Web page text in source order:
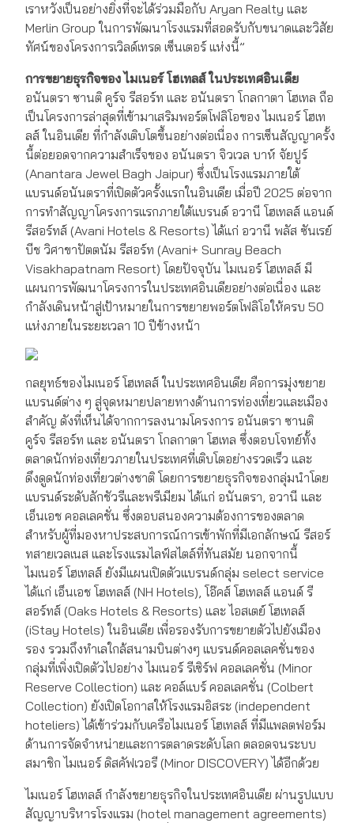
เราหวังเป็นอย่างยิ่งที่จะได้ร่วมมือกับ Aryan Realty และ
Merlin Group ในการพัฒนาโรงแรมที่สอดรับกับขนาดและวิสัย
ทัศน์ของโครงการเวิลด์เทรด เซ็นเตอร์ แห่งนี้”
การขยายธุรกิจของ ไมเนอร์ โฮเทลส์ ในประเทศอินเดีย
อนันตรา ซานติ คูร์จ รีสอร์ท และ อนันตรา โกลกาตา โฮเทล ถือ
เป็นโครงการล่าสุดที่เข้ามาเสริมพอร์ตโฟลิโอของ ไมเนอร์ โฮเท
ลส์ ในอินเดีย ที่กำลังเติบโตขึ้นอย่างต่อเนื่อง การเซ็นสัญญาครั้ง
นี้ต่อยอดจากความสำเร็จของ อนันตรา จิวเวล บาห์ จัยปูร์
(Anantara Jewel Bagh Jaipur) ซึ่งเป็นโรงแรมภายใต้
แบรนด์อนันตราที่เปิดตัวครั้งแรกในอินเดีย เมื่อปี 2025 ต่อจาก
การทำสัญญาโครงการแรกภายใต้แบรนด์ อวานี โฮเทลส์ แอนด์
รีสอร์ทส์ (Avani Hotels & Resorts) ได้แก่ อวานี พลัส ซันเรย์
บีช วิศาขาปัตตนัม รีสอร์ท (Avani+ Sunray Beach
Visakhapatnam Resort) โดยปัจจุบัน ไมเนอร์ โฮเทลส์ มี
แผนการพัฒนาโครงการในประเทศอินเดียอย่างต่อเนื่อง และ
กำลังเดินหน้าสู่เป้าหมายในการขยายพอร์ตโฟลิโอให้ครบ 50
แห่งภายในระยะเวลา 10 ปีข้างหน้า
กลยุทธ์ของไมเนอร์ โฮเทลส์ ในประเทศอินเดีย คือการมุ่งขยาย
แบรนด์ต่าง ๆ สู่จุดหมายปลายทางด้านการท่องเที่ยวและเมือง
สำคัญ ดังที่เห็นได้จากการลงนามโครงการ อนันตรา ซานติ
คูร์จ รีสอร์ท และ อนันตรา โกลกาตา โฮเทล ซึ่งตอบโจทย์ทั้ง
ตลาดนักท่องเที่ยวภายในประเทศที่เติบโตอย่างรวดเร็ว และ
ดึงดูดนักท่องเที่ยวต่างชาติ โดยการขยายธุรกิจของกลุ่มนำโดย
แบรนด์ระดับลักชัวรีและพรีเมียม ได้แก่ อนันตรา, อวานี และ
เอ็นเอช คอลเลคชั่น ซึ่งตอบสนองความต้องการของตลาด
สำหรับผู้ที่มองหาประสบการณ์การเข้าพักที่มีเอกลักษณ์ รีสอร์
ทสายเวลเนส และโรงแรมไลฟ์สไตล์ที่ทันสมัย นอกจากนี้
ไมเนอร์ โฮเทลส์ ยังมีแผนเปิดตัวแบรนด์กลุ่ม select service
ได้แก่ เอ็นเอช โฮเทลส์ (NH Hotels), โอ๊คส์ โฮเทลส์ แอนด์ รี
สอร์ทส์ (Oaks Hotels & Resorts) และ ไอสเตย์ โฮเทลส์
(iStay Hotels) ในอินเดีย เพื่อรองรับการขยายตัวไปยังเมือง
รอง รวมถึงทำเลใกล้สนามบินต่างๆ แบรนด์คอลเลคชั่นของ
กลุ่มที่เพิ่งเปิดตัวไปอย่าง ไมเนอร์ รีเซิร์ฟ คอลเลคชั่น (Minor
Reserve Collection) และ คอล์แบร์ คอลเลคชั่น (Colbert
Collection) ยังเปิดโอกาสให้โรงแรมอิสระ (independent
hoteliers) ได้เข้าร่วมกับเครือไมเนอร์ โฮเทลส์ ที่มีแพลตฟอร์ม
ด้านการจัดจำหน่ายและการตลาดระดับโลก ตลอดจนระบบ
สมาชิก ไมเนอร์ ดิสคัฟเวอรี (Minor DISCOVERY) ได้อีกด้วย
ไมเนอร์ โฮเทลส์ กำลังขยายธุรกิจในประเทศอินเดีย ผ่านรูปแบบ
สัญญาบริหารโรงแรม (hotel management agreements)